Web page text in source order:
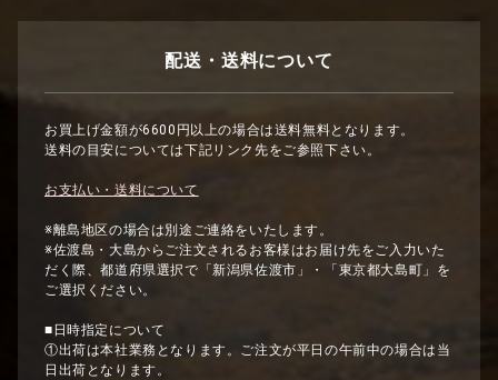
配送・送料について
お買上げ金額が6600円以上の場合は送料無料となります。
送料の目安については下記リンク先をご参照下さい。
お支払い・送料について
※離島地区の場合は別途ご連絡をいたします。
※佐渡島・大島からご注文されるお客様はお届け先をご入力いた
だく際、都道府県選択で「新潟県佐渡市」・「東京都大島町」を
ご選択ください。
■日時指定について
①出荷は本社業務となります。ご注文が平日の午前中の場合は当
日出荷となります。